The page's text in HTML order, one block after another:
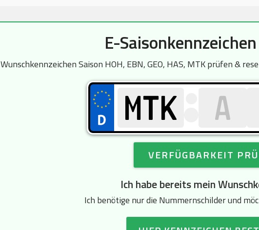
E-
Wunschkennzeichen Saison HOH, EBN, GEO, HAS, MTK prüfen &
VERFÜGBARKEIT
Ich habe bereits mein
Ich benötige nur die Nummernschilder und